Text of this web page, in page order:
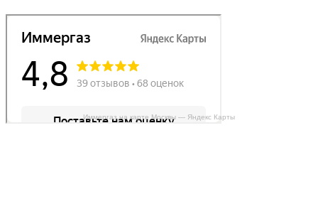
Иммергаз на карте Москвы — Яндекс Карты